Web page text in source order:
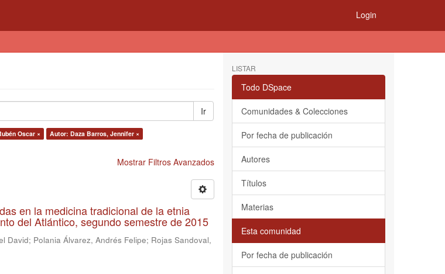
Login
Ir
Oscar ×
Autor: Daza Barros, Jennifer ×
Mostrar Filtros Avanzados
en la medicina tradicional de la etnia
del Atlántico, segundo semestre de 2015
David; Polania Álvarez, Andrés Felipe; Rojas Sandoval,
LISTAR
Todo DSpace
Comunidades & Colecciones
Por fecha de publicación
Autores
Títulos
Materias
Esta comunidad
Por fecha de publicación